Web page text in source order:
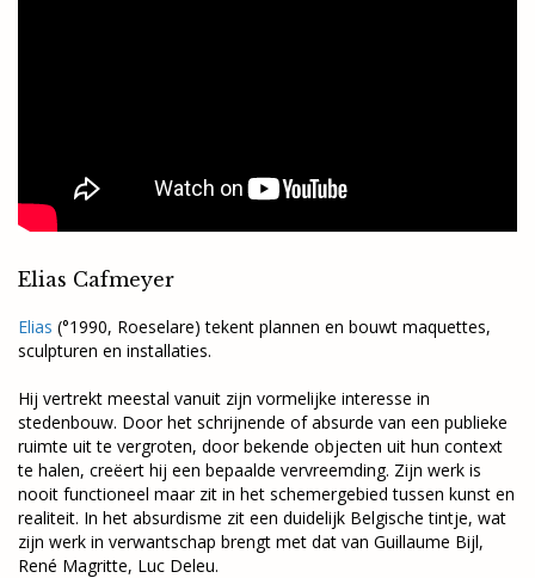
Elias Cafmeyer
Elias (°1990, Roeselare) tekent plannen en bouwt maquettes,
sculpturen en installaties.
Hij vertrekt meestal vanuit zijn vormelijke interesse in
stedenbouw. Door het schrijnende of absurde van een publieke
ruimte uit te vergroten, door bekende objecten uit hun context
te halen, creëert hij een bepaalde vervreemding. Zijn werk is
nooit functioneel maar zit in het schemergebied tussen kunst en
realiteit. In het absurdisme zit een duidelijk Belgische tintje, wat
zijn werk in verwantschap brengt met dat van Guillaume Bijl,
René Magritte, Luc Deleu.